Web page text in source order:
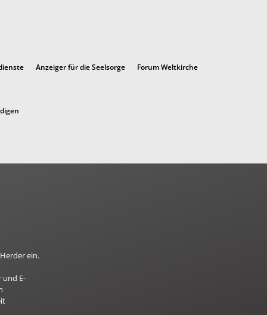
Anzeiger für die Seelsorge Forum Weltkirche
ein.
E-